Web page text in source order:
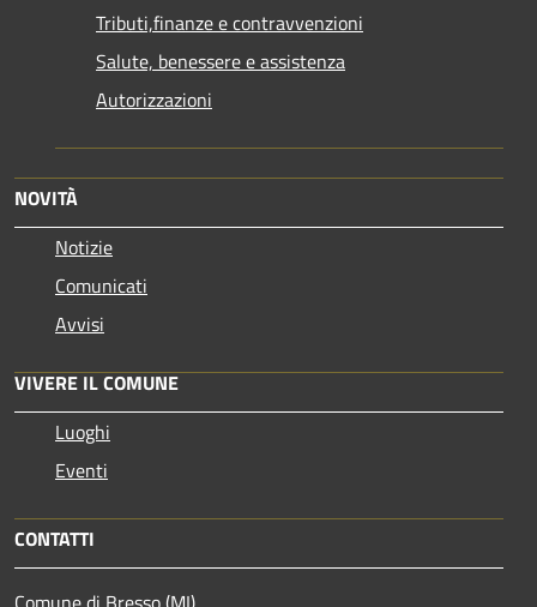
Tributi,finanze e contravvenzioni
Salute, benessere e assistenza
Autorizzazioni
NOVITÀ
Notizie
Comunicati
Avvisi
VIVERE IL COMUNE
Luoghi
Eventi
CONTATTI